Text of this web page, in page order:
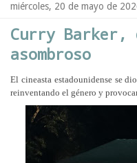
miércoles, 20 de mayo de
Curry Barker,
asombroso
El cineasta estadounidense se
reinventando el género y